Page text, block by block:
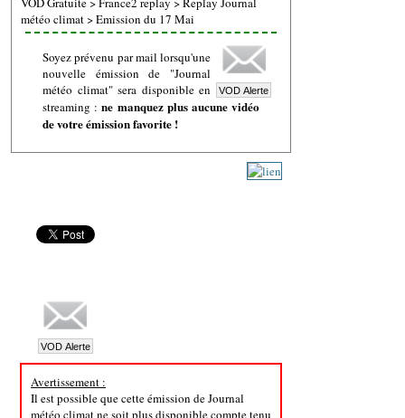
météo climat>Emission du 17 Mai
Soyez prévenu par mail lorsqu'une
nouvelle émission de "Journal
météo climat" sera disponible en
streaming :ne manquez plus aucune vidéo
de votre émission favorite !
Avertissement :
Il est possible que cette émission de Journal
météo climat ne soit plus disponible compte tenu